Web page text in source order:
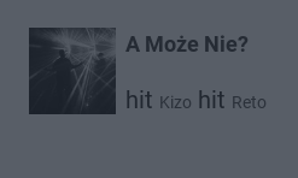
A Może Nie?
hit Kizo hit Reto